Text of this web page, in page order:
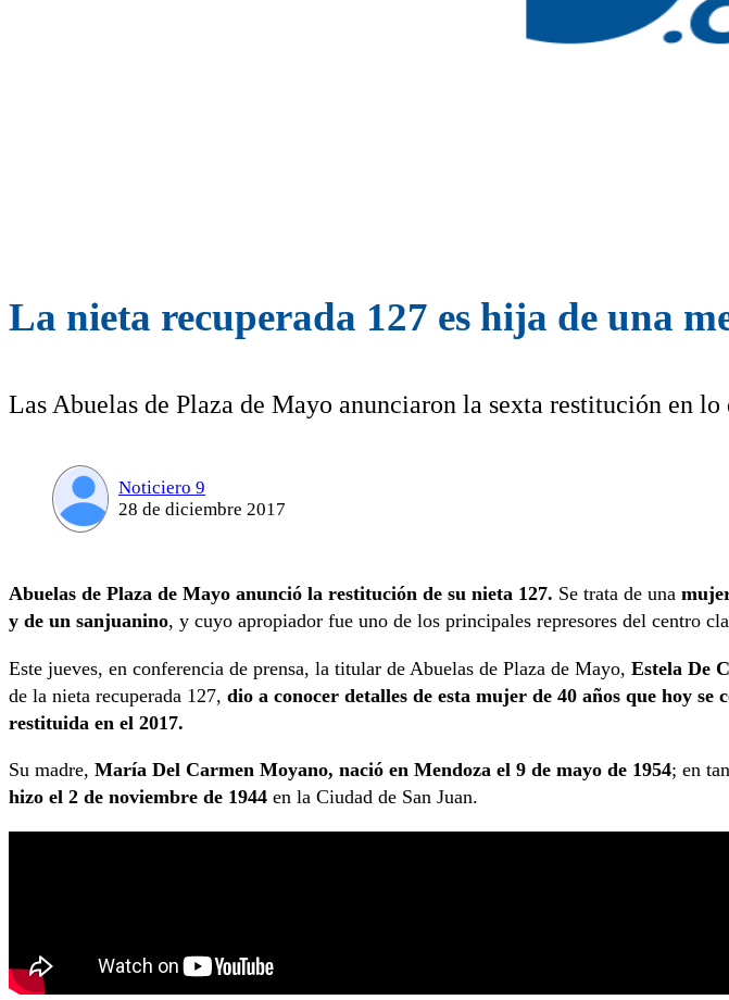
La nieta recuperada 127 es hija de una
Las Abuelas de Plaza de Mayo anunciaron la sexta restitución en lo
Noticiero 9
28 de diciembre 2017
Abuelas de Plaza de Mayo anunció la restitución de su nieta 127. Se trata de una
y de un sanjuanino, y cuyo apropiador fue uno de los principales represores del centro
Este jueves, en conferencia de prensa, la titular de Abuelas de Plaza de Mayo, Estela De
de la nieta recuperada 127, dio a conocer detalles de esta mujer de 40 años que hoy se
restituida en el 2017.
Su madre, María Del Carmen Moyano, nació en Mendoza el 9 de mayo de 1954; en
hizo el 2 de noviembre de 1944 en la Ciudad de San Juan.